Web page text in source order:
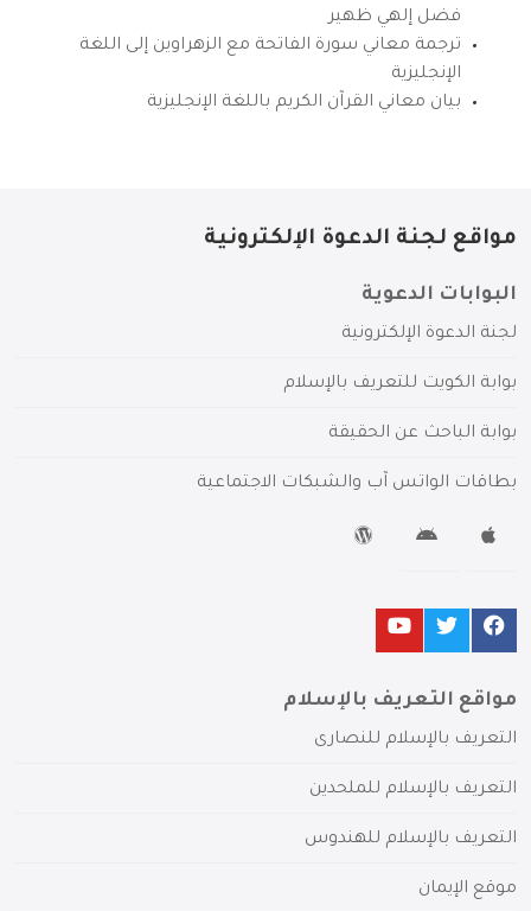
فضل إلهي ظهير
ترجمة معاني سورة الفاتحة مع الزهراوين إلى اللغة
الإنجليزية
بيان معاني القرآن الكريم باللغة الإنجليزية
مواقع لجنة الدعوة الإلكترونية
البوابات الدعوية
لجنة الدعوة الإلكترونية
بوابة الكويت للتعريف بالإسلام
بوابة الباحث عن الحقيقة
بطاقات الواتس آب والشبكات الاجتماعية
مواقع التعريف بالإسلام
التعريف بالإسلام للنصارى
التعريف بالإسلام للملحدين
التعريف بالإسلام للهندوس
موقع الإيمان